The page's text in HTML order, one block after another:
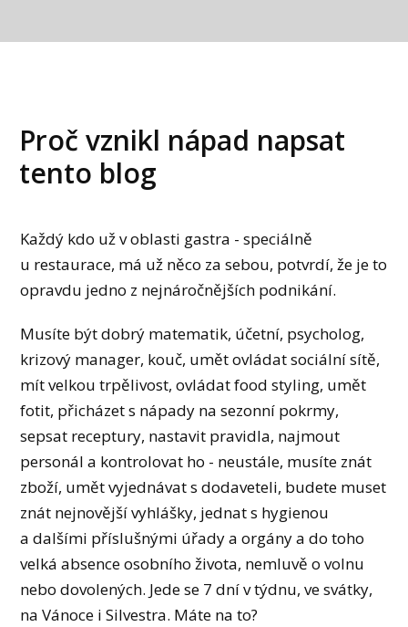
Proč vznikl nápad napsat
tento blog
Každý kdo už v oblasti gastra - speciálně
u restaurace, má už něco za sebou, potvrdí, že je to
opravdu jedno z nejnáročnějších podnikání.
Musíte být dobrý matematik, účetní, psycholog,
krizový manager, kouč, umět ovládat sociální sítě,
mít velkou trpělivost, ovládat food styling, umět
fotit, přicházet s nápady na sezonní pokrmy,
sepsat receptury, nastavit pravidla, najmout
personál a kontrolovat ho - neustále, musíte znát
zboží, umět vyjednávat s dodaveteli, budete muset
znát nejnovější vyhlášky, jednat s hygienou
a dalšími příslušnými úřady a orgány a do toho
velká absence osobního života, nemluvě o volnu
nebo dovolených. Jede se 7 dní v týdnu, ve svátky,
na Vánoce i Silvestra. Máte na to?